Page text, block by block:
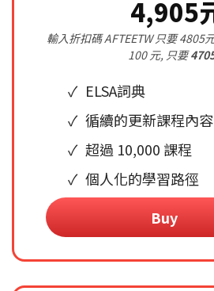
4,905
輸入折扣碼 AFTEETW 只要 4805
100 元, 只要
ELSA詞典
循續的更新課程內容
超過 10,000 課程
個人化的學習路徑
Buy